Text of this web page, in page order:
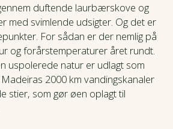
duftende laurbærskove og
med svimlende udsigter. Og det er
For sådan er der nemlig på
og forårstemperaturer året rundt.
uspolerede natur er udlagt som
2000 km vandingskanaler
stier, som gør øen oplagt til